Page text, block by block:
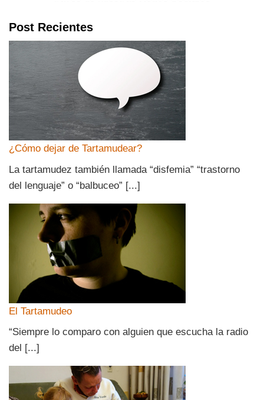
Post Recientes
¿Cómo dejar de Tartamudear?
La tartamudez también llamada “disfemia” “trastorno
del lenguaje” o “balbuceo” [...]
El Tartamudeo
“Siempre lo comparo con alguien que escucha la radio
del [...]